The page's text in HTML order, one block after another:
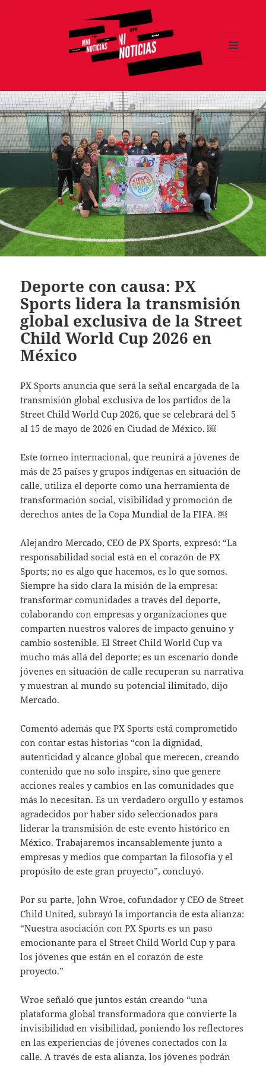
Deporte con causa: PX
Sports lidera la transmisión
global exclusiva de la Street
Child World Cup 2026 en
México
PX Sports anuncia que será la señal encargada de la
transmisión global exclusiva de los partidos de la
Street Child World Cup 2026, que se celebrará del 5
al 15 de mayo de 2026 en Ciudad de México. ￼
Este torneo internacional, que reunirá a jóvenes de
más de 25 países y grupos indígenas en situación de
calle, utiliza el deporte como una herramienta de
transformación social, visibilidad y promoción de
derechos antes de la Copa Mundial de la FIFA. ￼
Alejandro Mercado, CEO de PX Sports, expresó: “La
responsabilidad social está en el corazón de PX
Sports; no es algo que hacemos, es lo que somos.
Siempre ha sido clara la misión de la empresa:
transformar comunidades a través del deporte,
colaborando con empresas y organizaciones que
comparten nuestros valores de impacto genuino y
cambio sostenible. El Street Child World Cup va
mucho más allá del deporte; es un escenario donde
jóvenes en situación de calle recuperan su narrativa
y muestran al mundo su potencial ilimitado, dijo
Mercado.
Comentó además que PX Sports está comprometido
con contar estas historias “con la dignidad,
autenticidad y alcance global que merecen, creando
contenido que no solo inspire, sino que genere
acciones reales y cambios en las comunidades que
más lo necesitan. Es un verdadero orgullo y estamos
agradecidos por haber sido seleccionados para
liderar la transmisión de este evento histórico en
México. Trabajaremos incansablemente junto a
empresas y medios que compartan la filosofía y el
propósito de este gran proyecto”, concluyó.
Por su parte, John Wroe, cofundador y CEO de Street
Child United, subrayó la importancia de esta alianza:
“Nuestra asociación con PX Sports es un paso
emocionante para el Street Child World Cup y para
los jóvenes que están en el corazón de este
proyecto.”
Wroe señaló que juntos están creando “una
plataforma global transformadora que convierte la
invisibilidad en visibilidad, poniendo los reflectores
en las experiencias de jóvenes conectados con la
calle. A través de esta alianza, los jóvenes podrán